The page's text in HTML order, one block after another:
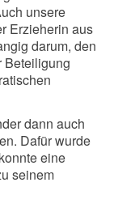
unsere
Erzieherin aus
darum, den
Beteiligung
dann auch
Dafür wurde
eine
seinem